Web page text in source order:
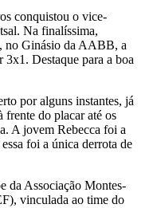
conquistou o vice-
Na finalíssima,
no Ginásio da AABB, a
Destaque para a boa
por alguns instantes, já
frente do placar até os
A jovem Rebecca foi a
foi a única derrota de
da Associação Montes-
vinculada ao time do